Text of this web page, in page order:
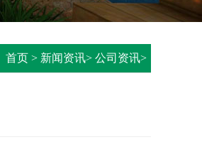
首页 > 新闻资讯> 公司资讯>